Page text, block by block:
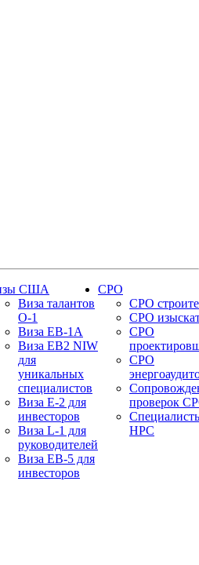
США
Виза талантов
О-1
Виза EB-1A
Виза EB2 NIW
для
уникальных
специалистов
Виза E-2 для
инвесторов
Виза L-1 для
руководителей
Виза EB-5 для
инвесторов
СРО
СРО
СРО
СРО
СРО
проверок
НРС